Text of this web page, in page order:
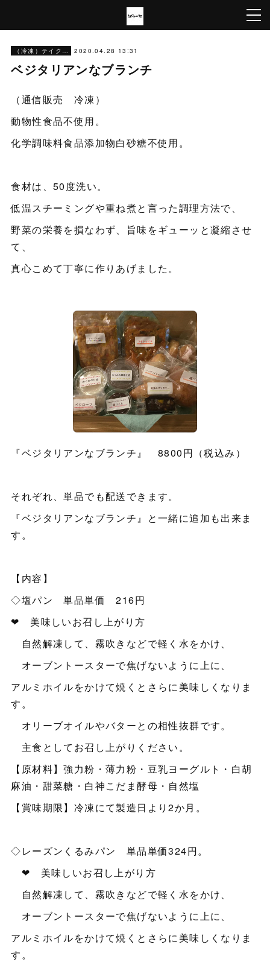
（冷凍）テイクアウト＆配送 2020.04.28 13:31
ベジタリアンなブランチ
（通信販売 冷凍）
動物性食品不使用。
化学調味料食品添加物白砂糖不使用。
食材は、50度洗い。
低温スチーミングや重ね煮と言った調理方法で、
野菜の栄養を損なわず、旨味をギューッと凝縮させ
て、
真心こめて丁寧に作りあげました。
『ベジタリアンなブランチ』 8800円（税込み）
それぞれ、単品でも配送できます。
『ベジタリアンなブランチ』と一緒に追加も出来ま
す。
【内容】
◇塩パン 単品単価 216円
❤ 美味しいお召し上がり方
自然解凍して、霧吹きなどで軽く水をかけ、
オーブントースターで焦げないように上に、
アルミホイルをかけて焼くとさらに美味しくなりま
す。
オリーブオイルやバターとの相性抜群です。
主食としてお召し上がりください。
【原材料】強力粉・薄力粉・豆乳ヨーグルト・白胡
麻油・甜菜糖・白神こだま酵母・自然塩
【賞味期限】冷凍にて製造日より2か月。
◇レーズンくるみパン 単品単価324円。
❤ 美味しいお召し上がり方
自然解凍して、霧吹きなどで軽く水をかけ、
オーブントースターで焦げないように上に、
アルミホイルをかけて焼くとさらに美味しくなりま
す。